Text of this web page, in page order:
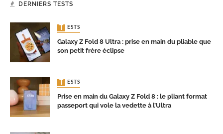
DERNIERS TESTS
TESTS
Galaxy Z Fold 8 Ultra : prise en main du pliable que
son petit frère éclipse
TESTS
Prise en main du Galaxy Z Fold 8 : le pliant format
passeport qui vole la vedette à l’Ultra